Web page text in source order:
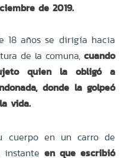
de 2019.
18 años se dirigía hacia
de la comuna, cuando
quien la obligó a
donde la golpeó
vida.
cuerpo en un carro de
instante en que escribió